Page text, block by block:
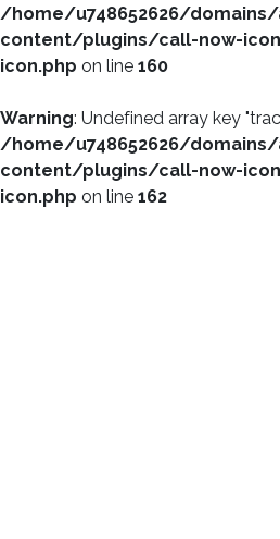
/home/u748652626/
content/plugins/call-now-
icon.php on line 160
Warning: Undefined array key
/home/u748652626/
content/plugins/call-now-
icon.php on line 162